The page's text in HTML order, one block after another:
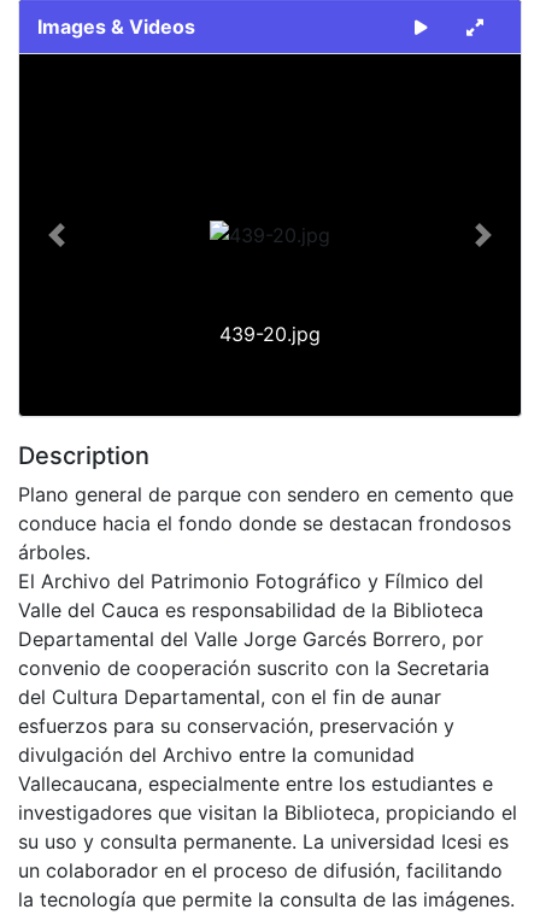
Images & Videos
439-20.jpg
Previous Next
Description
Plano general de parque con sendero en cemento que
conduce hacia el fondo donde se destacan frondosos
árboles.
El Archivo del Patrimonio Fotográfico y Fílmico del
Valle del Cauca es responsabilidad de la Biblioteca
Departamental del Valle Jorge Garcés Borrero, por
convenio de cooperación suscrito con la Secretaria
del Cultura Departamental, con el fin de aunar
esfuerzos para su conservación, preservación y
divulgación del Archivo entre la comunidad
Vallecaucana, especialmente entre los estudiantes e
investigadores que visitan la Biblioteca, propiciando el
su uso y consulta permanente. La universidad Icesi es
un colaborador en el proceso de difusión, facilitando
la tecnología que permite la consulta de las imágenes.